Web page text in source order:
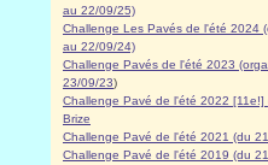
au 22/09/25)
Challenge Les Pavés de l'été 2024
au 22/09/24)
Challenge Pavés de l'été 2023
23/09/23)
Challenge Pavé de l'été 2022
Brize
Challenge Pavé de l'été 2021 (du
Challenge Pavé de l'été 2019 (du